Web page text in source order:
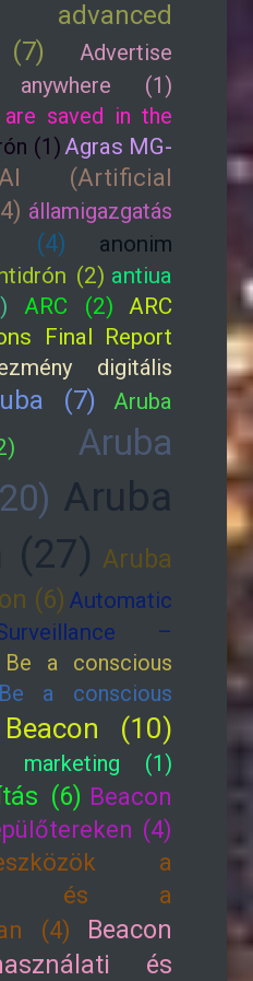
advanced
Advertise
(1)
saved in the
(1)Agras MG-
(Artificial
államigazgatás
(4)
anonim
(2) antiua
ARC (2)
ARC
Final Report
digitális
(7)
Aruba
Aruba
Aruba
(27) Aruba
(6) Automatic
–
Be a conscious
Be a conscious
Beacon (10)
marketing (1)
(6) Beacon
(4)
a
és a
(4)
Beacon
és